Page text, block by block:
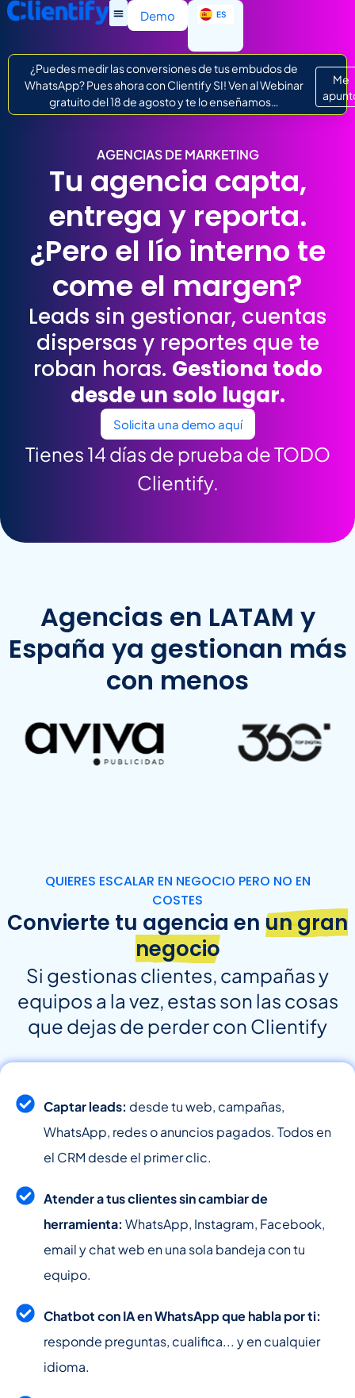
Demo ES
IT
¿Puedes medir las conversiones de tus embudos de
WhatsApp? Pues ahora con Clientify SI! Ven al Webinar
gratuito del 18 de agosto y te lo enseñamos…
Me
AGENCIAS DE MARKETING
Tu agencia capta,
entrega y reporta.
¿Pero el lío interno te
come el margen?
Leads sin gestionar, cuentas
dispersas y reportes que te
roban horas. Gestiona todo
desde un solo lugar.
Solicita una demo aquí
Tienes 14 días de prueba de TODO
Clientify.
Agencias en LATAM y
España ya gestionan más
con menos
QUIERES ESCALAR EN NEGOCIO PERO NO EN
COSTES
Convierte tu agencia en un gran
negocio
Si gestionas clientes, campañas y
equipos a la vez, estas son las cosas
que dejas de perder con Clientify
Captar leads: desde tu web, campañas,
WhatsApp, redes o anuncios pagados. Todos en
el CRM desde el primer clic.
Atender a tus clientes sin cambiar de
herramienta: WhatsApp, Instagram, Facebook,
email y chat web en una sola bandeja con tu
equipo.
Chatbot con IA en WhatsApp que habla por ti:
responde preguntas, cualifica... y en cualquier
idioma.